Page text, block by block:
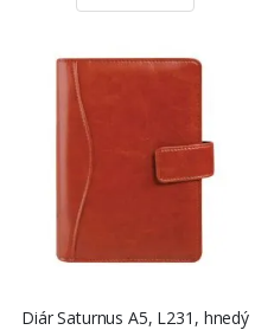
Diár Saturnus A5, L231, hnedý